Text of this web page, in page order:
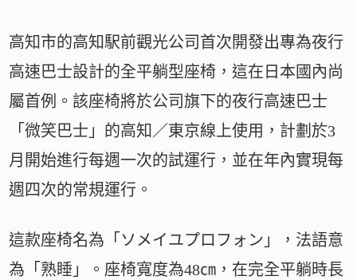
高知市的高知駅前觀光公司首次開發出專為夜行
高速巴士設計的全平躺型座椅，這在日本國內尚
屬首例。該座椅將於公司旗下的夜行高速巴士
「微笑巴士」的高知／東京線上使用，計劃於3
月開始進行每週一次的試運行，並在年內實現每
週四次的常規運行。
這款座椅名為「ソメイユプロフォン」，法語意
為「熟睡」。座椅寬度為48㎝，在完全平躺時長